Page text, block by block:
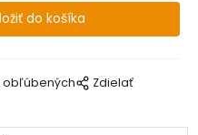
obľúbených Zdielať